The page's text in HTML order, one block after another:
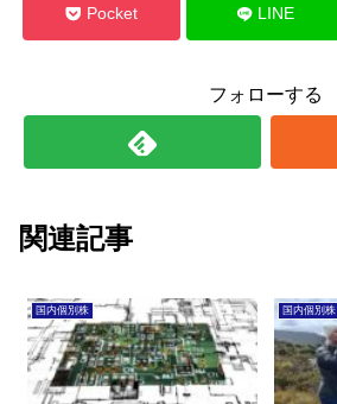
Pocket LINE
フォローする
関連記事
国内個別株 国内個別株